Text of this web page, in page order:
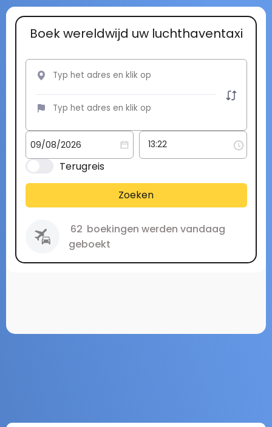
Boek wereldwijd uw luchthaventaxi
Terugreis
Zoeken
62 boekingen werden vandaag
geboekt